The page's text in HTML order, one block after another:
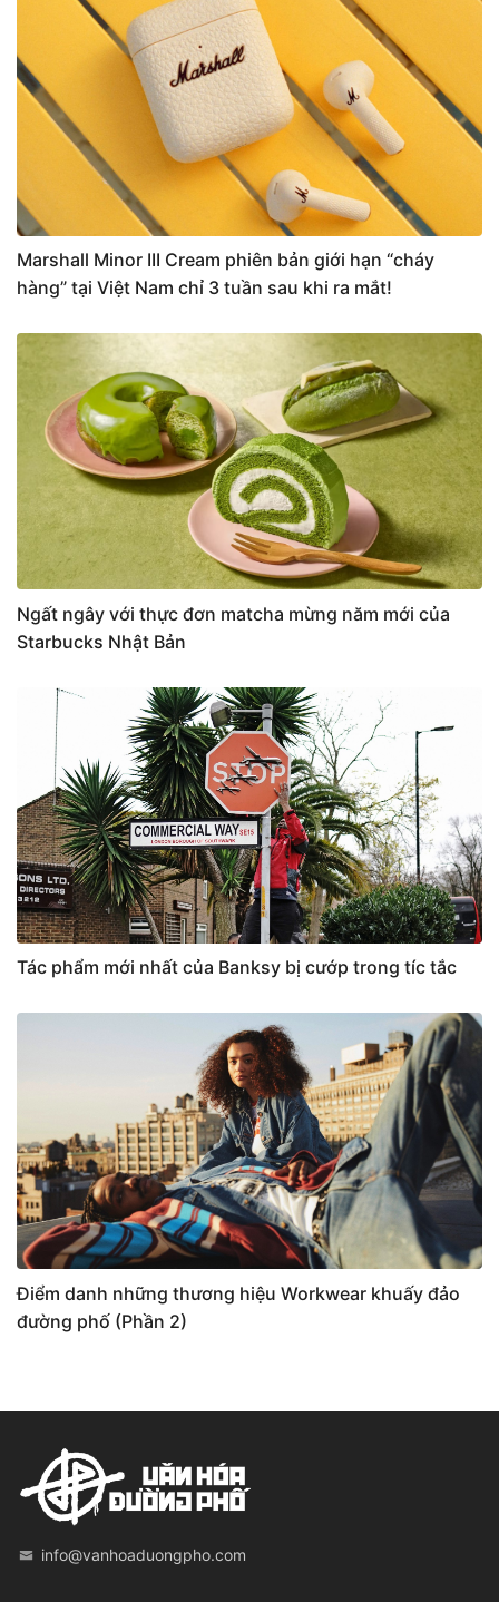
Marshall Minor III Cream phiên bản giới hạn “cháy
hàng” tại Việt Nam chỉ 3 tuần sau khi ra mắt!
Ngất ngây với thực đơn matcha mừng năm mới của
Starbucks Nhật Bản
Tác phẩm mới nhất của Banksy bị cướp trong tíc tắc
Điểm danh những thương hiệu Workwear khuấy đảo
đường phố (Phần 2)
info@vanhoaduongpho.com